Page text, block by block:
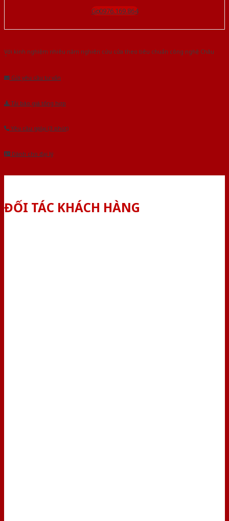
Gọi 0976.169.864
Với kinh nghiệm nhiêu năm nghiên cứu cửa theo tiêu chuẩn công nghệ Châu
Âu.Chúng tôi tự tin là nhà sản xuất & cung cấp hàng đầu tại Việt Nam!
Gửi yêu cầu tư vấn
Tải báo giá tổng hợp
Yêu cầu gọi lại (3 phút)
Dành cho đại lý
ĐỐI TÁC KHÁCH HÀNG